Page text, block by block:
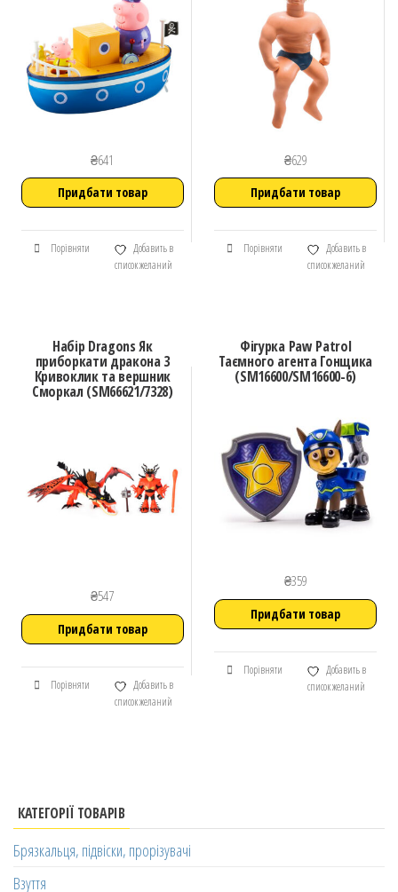
₴641
Придбати товар
Порівняти
Добавить в
список желаний
₴629
Придбати товар
Порівняти
Добавить в
список желаний
Набір Dragons Як
приборкати дракона 3
Кривоклик та вершник
Сморкал (SM66621/7328)
₴547
Придбати товар
Порівняти
Добавить в
список желаний
Фігурка Paw Patrol
Таємного агента Гонщика
(SM16600/SM16600-6)
₴359
Придбати товар
Порівняти
Добавить в
список желаний
КАТЕГОРІЇ ТОВАРІВ
Брязкальця, підвіски, прорізувачі
Взуття